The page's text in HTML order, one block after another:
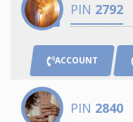
PIN 2792
ACCOUNT
PIN 2840